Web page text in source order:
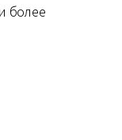
более